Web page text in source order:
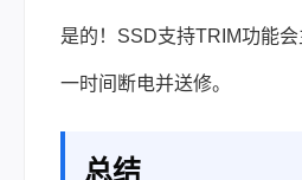
是的！SSD支持TRIM功能
一时间断电并送修。
总结